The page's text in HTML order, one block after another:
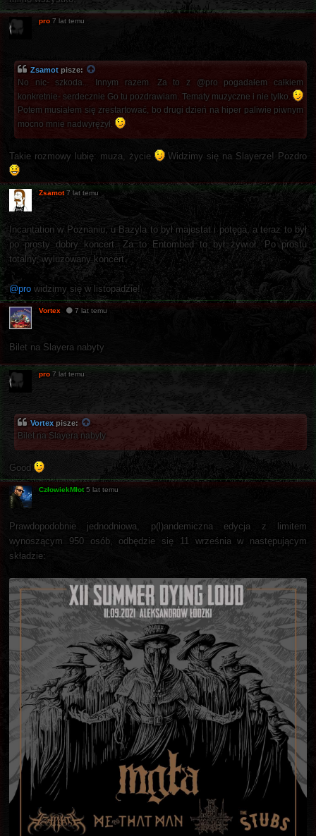
pro 7 lat temu
Zsamot pisze:
No nic- szkoda... Innym razem. Za to z @pro pogadałem całkiem
konkretnie- serdecznie Go tu pozdrawiam. Tematy muzyczne i nie tylko.
Potem musiałem się zrestartować, bo drugi dzień na hiper paliwie piwnym
mocno mnie nadwyrężył.
Takie rozmowy lubię: muza, życie Widzimy się na Slayerze! Pozdro
Zsamot 7 lat temu
Incantation w Poznaniu, u Bazyla to był majestat i potęga, a teraz to był
po prosty dobry koncert. Za to Entombed to był żywioł. Po prostu
totalny, wyluzowany koncert.
@pro widzimy się w listopadzie!
Vortex 7 lat temu
Bilet na Slayera nabyty
pro 7 lat temu
Vortex pisze:
Bilet na Slayera nabyty
Good
CzłowiekMłot 5 lat temu
Prawdopodobnie jednodniowa, p(l)andemiczna edycja z limitem
wynoszącym 950 osób, odbędzie się 11 września w następującym
składzie: